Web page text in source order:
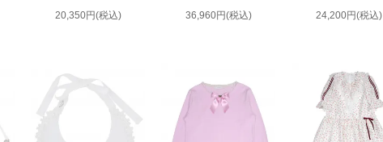
20,350円(税込) 36,960円(税込) 24,200円(税込)